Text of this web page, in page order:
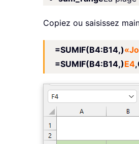
Copiez ou saisissez
=SUMIF(B4:B14,)
=SUMIF(B4:B14,)E4